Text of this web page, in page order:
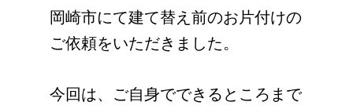
岡崎市にて建て替え前のお片付けの
ご依頼をいただきました。
今回は、ご自身でできるところまで